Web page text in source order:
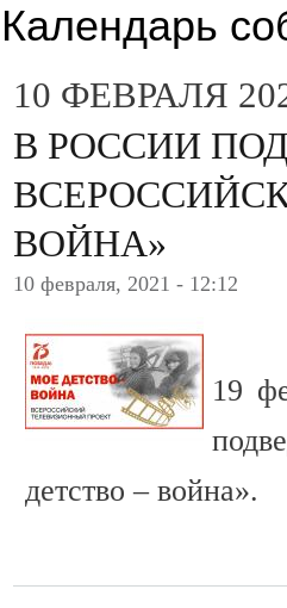
Календарь
10 ФЕВРАЛЯ
В РОССИИ
ВОЙНА»
10 февраля, 2021 - 12:12
19
детство – война».